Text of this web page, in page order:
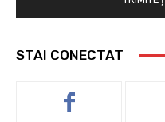
STAI CONECTAT